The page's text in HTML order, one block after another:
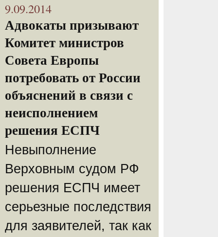
9.09.2014
Адвокаты призывают
Комитет министров
Совета Европы
потребовать от России
объяснений в связи с
неисполнением
решения ЕСПЧ
Невыполнение
Верховным судом РФ
решения ЕСПЧ имеет
серьезные последствия
для заявителей, так как